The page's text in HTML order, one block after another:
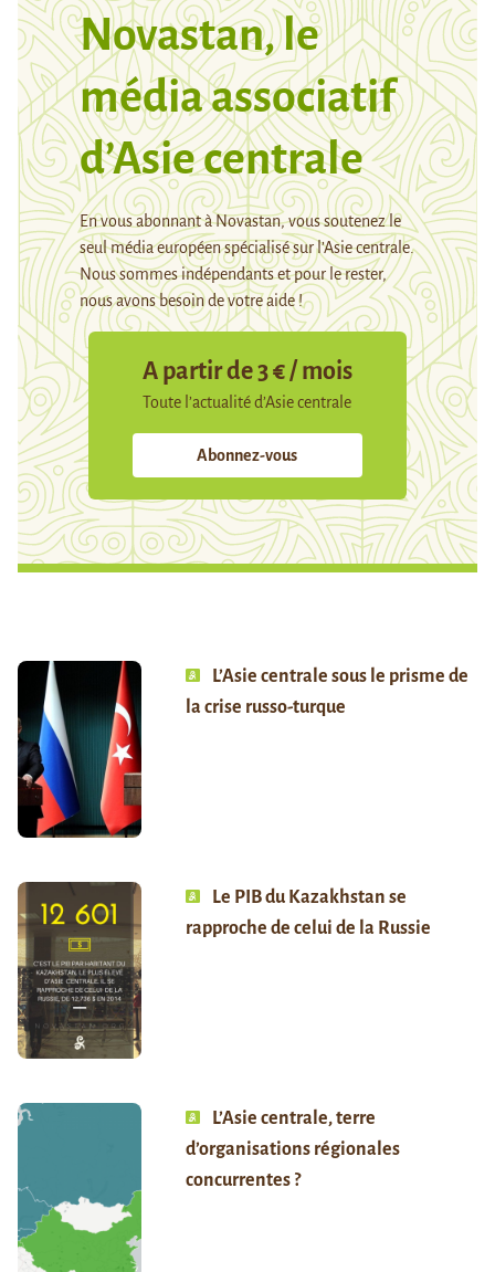
Novastan, le
média associatif
d’Asie centrale
En vous abonnant à Novastan, vous soutenez le
seul média européen spécialisé sur l’Asie centrale.
Nous sommes indépendants et pour le rester,
nous avons besoin de votre aide !
A partir de 3 € / mois
Toute l’actualité d’Asie centrale
Abonnez-vous
L’Asie centrale sous le prisme de
la crise russo-turque
Le PIB du Kazakhstan se
rapproche de celui de la Russie
L’Asie centrale, terre
d’organisations régionales
concurrentes ?